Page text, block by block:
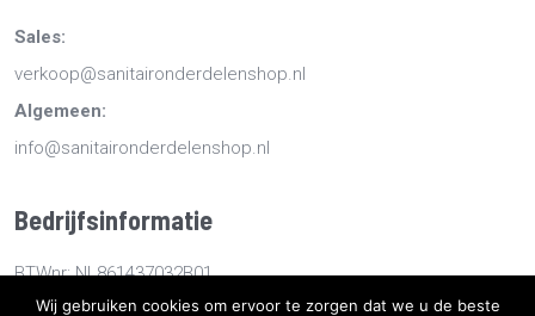
Sales:
verkoop@sanitaironderdelenshop.nl
Algemeen:
info@sanitaironderdelenshop.nl
Bedrijfsinformatie
BTWnr: NL861437032B01
KvKnr: 78527112
Wij gebruiken cookies om ervoor te zorgen dat we u de beste